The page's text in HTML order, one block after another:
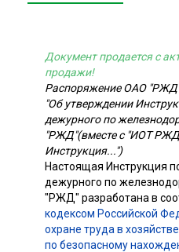
Документ продается с
продажи!
Распоряжение ОАО
"Об утверждении
дежурного по
"РЖД"(вместе с "ИОТ
Инструкция...")
Настоящая Инструкция
дежурного по
"РЖД" разработана в
кодексом Российской
охране труда в
по безопасному